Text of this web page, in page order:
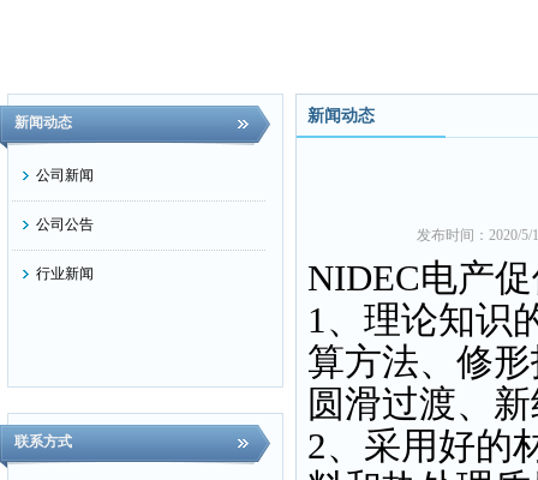
新闻动态
公司新闻
公司公告
行业新闻
联系方式
新闻动态
发布时间：2020/
NIDEC电产
1、理论知识
算方法、修
圆滑过渡、
2、采用好的